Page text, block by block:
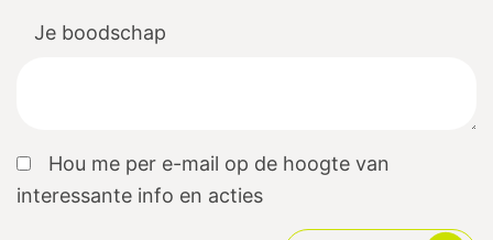
Je boodschap
Hou me per e-mail op de hoogte van
interessante info en acties